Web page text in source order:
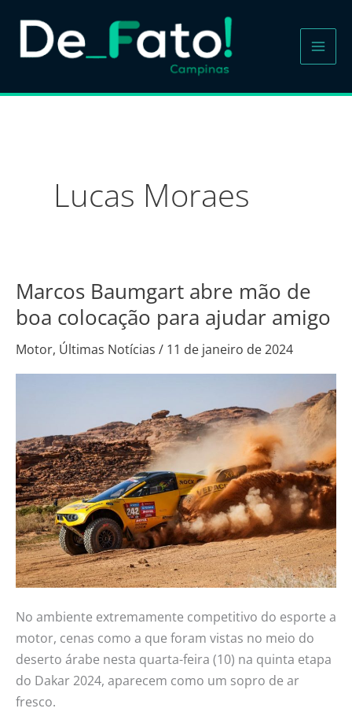
para
Lucas Moraes
Marcos Baumgart abre mão de
boa colocação para ajudar amigo
Motor, Últimas Notícias / 11 de janeiro de 2024
No ambiente extremamente competitivo do esporte a
motor, cenas como a que foram vistas no meio do
deserto árabe nesta quarta-feira (10) na quinta etapa
do Dakar 2024, aparecem como um sopro de ar
fresco.
Marcos
Baumgart
abre
mão
de
para
ajudar
amigo